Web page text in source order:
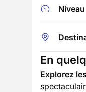
Niveau
En
Explorez